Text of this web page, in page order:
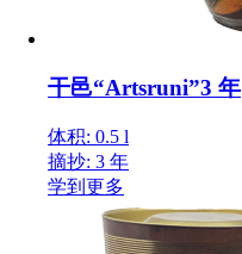
干邑“Artsruni”3 年
体积: 0.5 l
摘抄: 3 年
学到更多